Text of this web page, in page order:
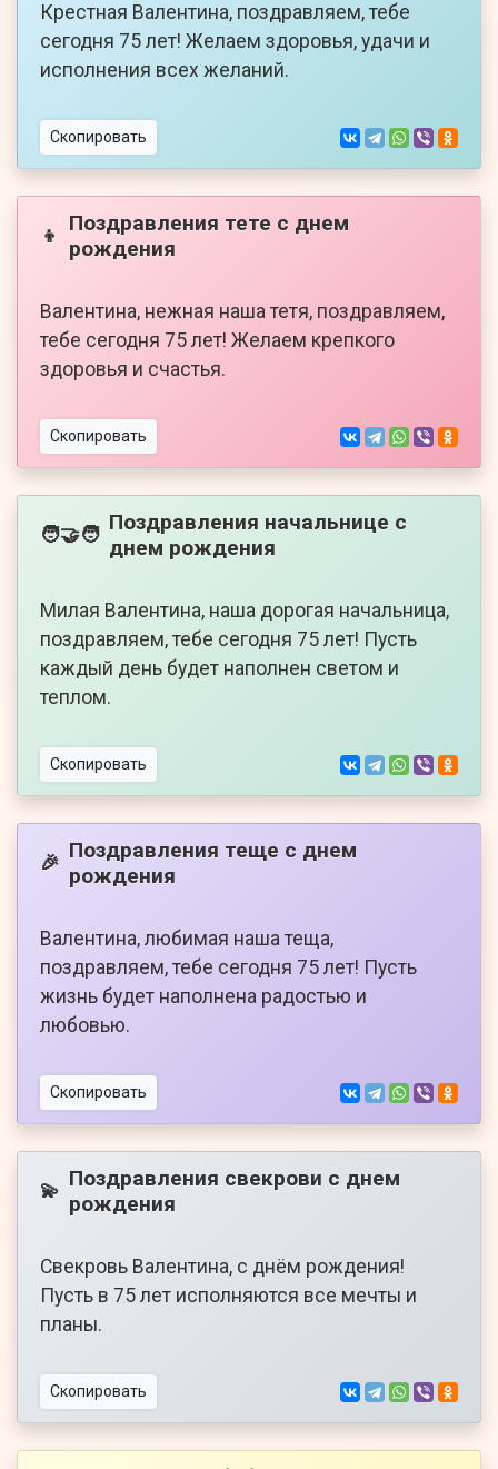
Крестная Валентина, поздравляем, тебе
сегодня 75 лет! Желаем здоровья, удачи и
исполнения всех желаний.
Скопировать
👦
Поздравления тете с днем
рождения
Валентина, нежная наша тетя, поздравляем,
тебе сегодня 75 лет! Желаем крепкого
здоровья и счастья.
Скопировать
🧑‍🤝‍🧑 Поздравления начальнице с
днем рождения
Милая Валентина, наша дорогая начальница,
поздравляем, тебе сегодня 75 лет! Пусть
каждый день будет наполнен светом и
теплом.
Скопировать
🎉 Поздравления теще с днем
рождения
Валентина, любимая наша теща,
поздравляем, тебе сегодня 75 лет! Пусть
жизнь будет наполнена радостью и
любовью.
Скопировать
💫 Поздравления свекрови с днем
рождения
Свекровь Валентина, с днём рождения!
Пусть в 75 лет исполняются все мечты и
планы.
Скопировать